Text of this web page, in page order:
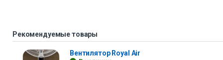
Рекомендуемые товары
Вентилятор Royal Air